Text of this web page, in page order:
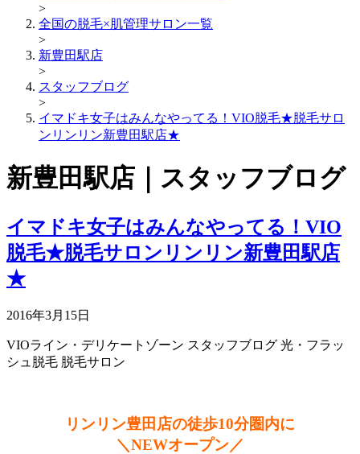
>
全国の脱毛×肌管理サロン一覧
>
新豊田駅店
>
スタッフブログ
>
イマドキ女子はみんなやってる！VIO脱毛★脱毛サロ
ンリンリン新豊田駅店★
新豊田駅店｜スタッフブログ
イマドキ女子はみんなやってる！VIO
脱毛★脱毛サロンリンリン新豊田駅店
★
2016年3月15日
VIOライン・デリケートゾーン スタッフブログ 光・フラッ
シュ脱毛 脱毛サロン
リンリン豊田店の徒歩10分圏内に
＼NEWオープン／